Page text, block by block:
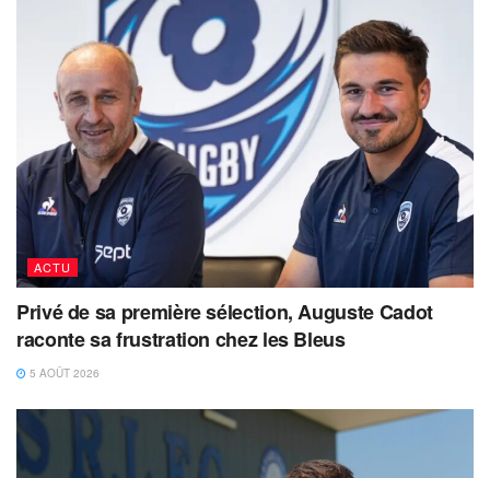
ACTU
Privé de sa première sélection, Auguste Cadot
raconte sa frustration chez les Bleus
5 AOÛT 2026